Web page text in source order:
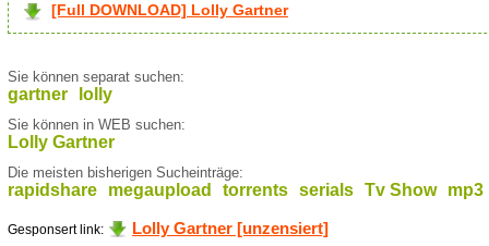
[Full DOWNLOAD] Lolly Gartner
Sie können separat suchen:
gartner lolly
Sie können in WEB suchen:
Lolly Gartner
Die meisten bisherigen Sucheinträge:
rapidshare megaupload torrents serials Tv Show mp3
Gesponsert link: Lolly Gartner [unzensiert]